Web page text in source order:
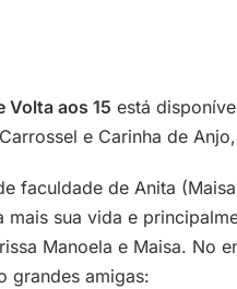
Volta aos 15 está
e Carinha de
faculdade de Anita
sua vida e
Manoela e Maisa. No
grandes amigas: